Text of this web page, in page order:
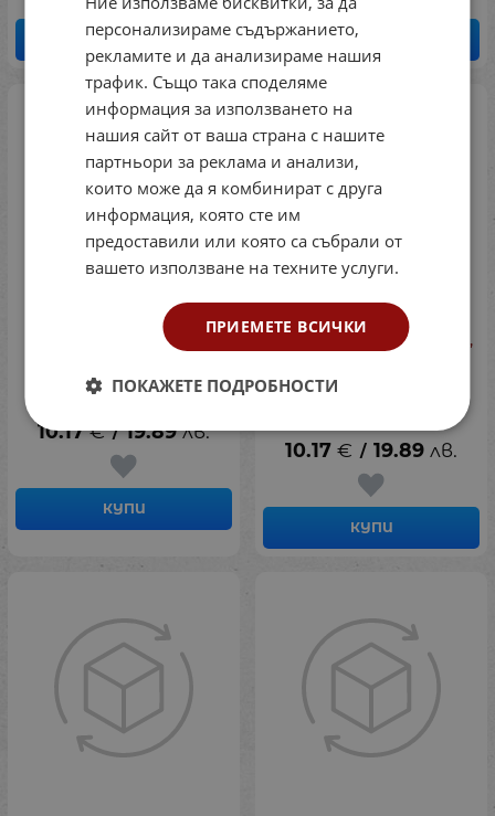
КУПИ КУПИ
Фантастични
Дъмбълдор (Егмонт)
10.17 € / 19.89 лв.
КУПИ
Скандар и еднорозите,
призрачният ездач
(Егмонт)
10.17 € / 19.89 лв.
КУПИ
персонализираме съдържанието,
рекламите и да анализираме нашия
трафик. Също така споделяме
информация за използването на
нашия сайт от ваша страна с нашите
партньори за реклама и анализи,
които може да я комбинират с друга
информация, която сте им
предоставили или която са събрали от
вашето използване на техните услуги.
ПРИЕМЕТЕ ВСИЧКИ
ПОКАЖЕТЕ ПОДРОБНОСТИ